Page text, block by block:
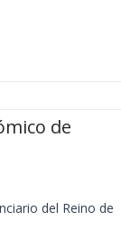
de
del Reino de